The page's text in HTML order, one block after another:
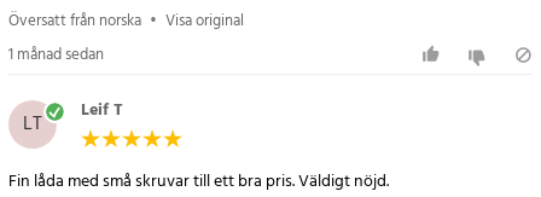
Översatt från norska • Visa original
1 månad sedan
LT Leif T
Fin låda med små skruvar till ett bra pris. Väldigt nöjd.